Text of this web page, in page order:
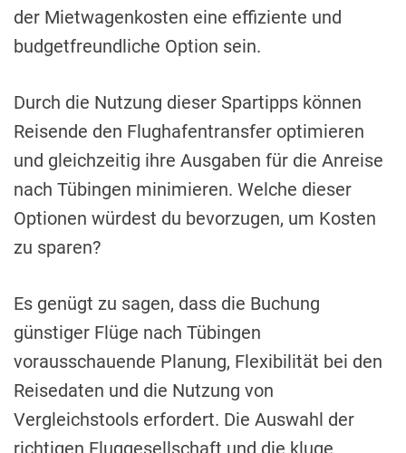
der Mietwagenkosten eine effiziente und
budgetfreundliche Option sein.
Durch die Nutzung dieser Spartipps können
Reisende den Flughafentransfer optimieren
und gleichzeitig ihre Ausgaben für die Anreise
nach Tübingen minimieren. Welche dieser
Optionen würdest du bevorzugen, um Kosten
zu sparen?
Es genügt zu sagen, dass die Buchung
günstiger Flüge nach Tübingen
vorausschauende Planung, Flexibilität bei den
Reisedaten und die Nutzung von
Vergleichstools erfordert. Die Auswahl der
richtigen Fluggesellschaft und die kluge